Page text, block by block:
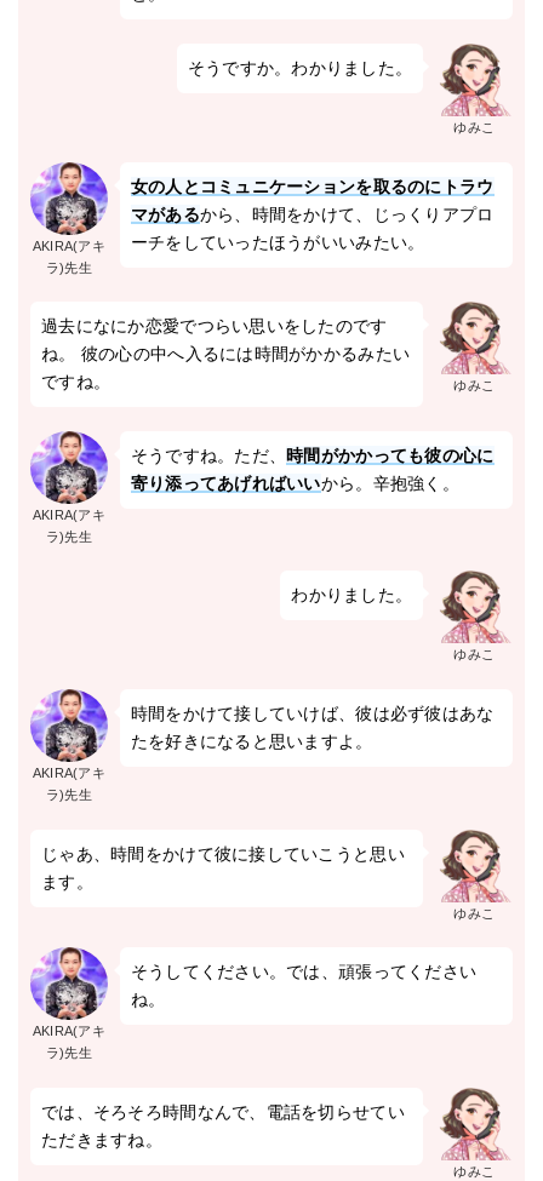
ゆみこ
そうですか。わかりました。
AKIRA(アキ
ラ)先生
女の人とコミュニケーションを取るのにトラウ
マがあるから、時間をかけて、じっくりアプロ
ーチをしていったほうがいいみたい。
ゆみこ
過去になにか恋愛でつらい思いをしたのです
ね。 彼の心の中へ入るには時間がかかるみたい
ですね。
AKIRA(アキ
ラ)先生
そうですね。ただ、 時間がかかっても彼の心に
寄り添ってあげればいいから。辛抱強く。
ゆみこ
わかりました。
AKIRA(アキ
ラ)先生
時間をかけて接していけば、彼は必ず彼はあな
たを好きになると思いますよ。
ゆみこ
じゃあ、時間をかけて彼に接していこうと思い
ます。
AKIRA(アキ
ラ)先生
そうしてください。では、頑張ってください
ね。
ゆみこ
では、そろそろ時間なんで、電話を切らせてい
ただきますね。